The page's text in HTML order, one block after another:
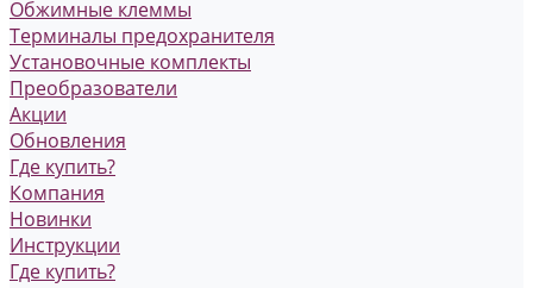
Обжимные клеммы
Терминалы предохранителя
Установочные комплекты
Преобразователи
Акции
Обновления
Где купить?
Компания
Новинки
Инструкции
Где купить?